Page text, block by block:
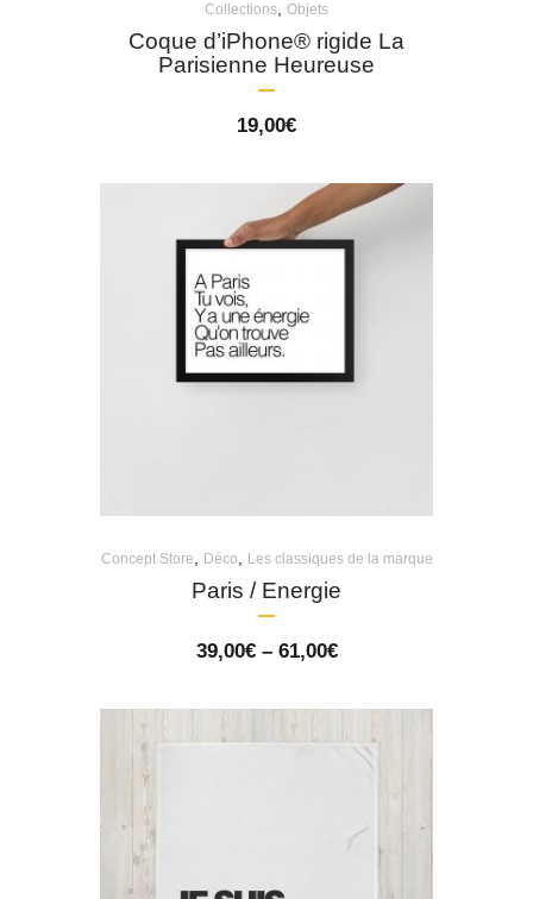
Collections Objets
Coque d’iPhone® rigide La
Parisienne Heureuse
19,00€
Concept Store Déco Les classiques de la marque
Paris / Energie
39,00€ – 61,00€Price
through